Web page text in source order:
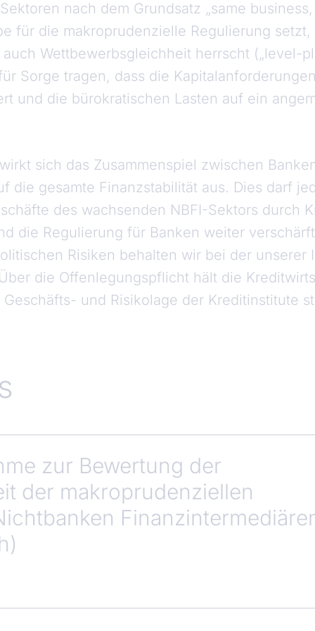
nach dem Grundsatz „same
für die makroprudenzielle Regulierung
Wettbewerbsgleichheit herrscht („level-
Sorge tragen, dass die
und die bürokratischen Lasten auf ein
sich das Zusammenspiel zwischen
die gesamte Finanzstabilität aus. Dies darf
des wachsenden NBFI-Sektors durch
die Regulierung für Banken weiter
Risiken behalten wir bei der unserer
die Offenlegungspflicht hält die
und Risikolage der Kreditinstitute
zur Bewertung der
der makroprudenziellen